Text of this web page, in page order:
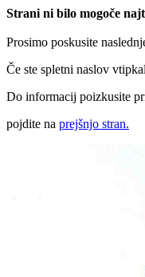
Strani ni bilo mogoče
Prosimo poskusite
Če ste spletni naslov
Do informacij poizkusite
pojdite na prejšnjo stran.